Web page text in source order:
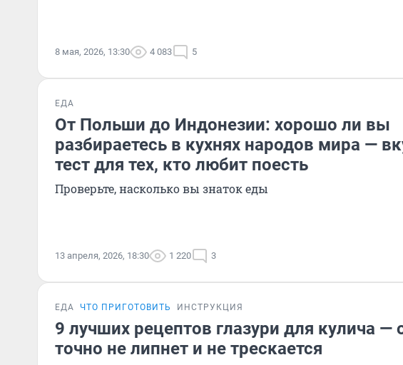
8 мая, 2026, 13:30 4 083 5
ЕДА
От Польши до Индонезии: хорошо ли вы
разбираетесь в кухнях народов мира —
тест для тех, кто любит поесть
Проверьте, насколько вы знаток еды
13 апреля, 2026, 18:30 1 220 3
ЕДА ЧТО ПРИГОТОВИТЬ ИНСТРУКЦИЯ
9 лучших рецептов глазури для кулича —
точно не липнет и не трескается